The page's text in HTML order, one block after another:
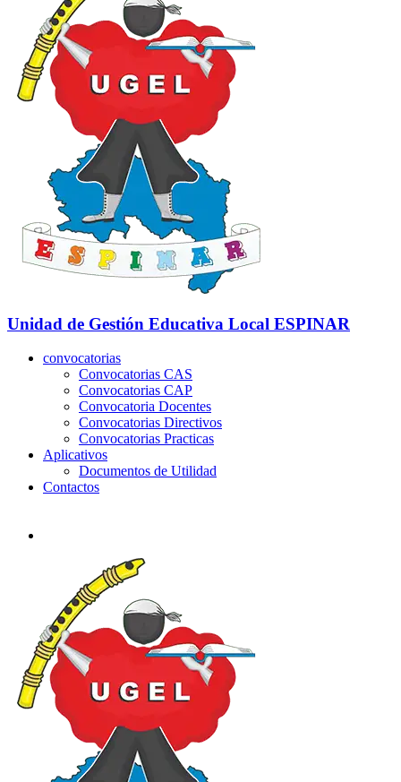
Unidad de Gestión Educativa Local ESPINAR
convocatorias
Convocatorias CAS
Convocatorias CAP
Convocatoria Docentes
Convocatorias Directivos
Convocatorias Practicas
Aplicativos
Documentos de Utilidad
Contactos